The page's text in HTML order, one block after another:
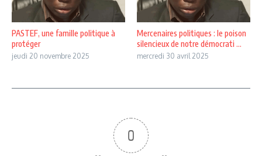
PASTEF, une famille politique à
protéger
jeudi 20 novembre 2025
Mercenaires politiques : le poison
silencieux de notre démocrati ...
mercredi 30 avril 2025
0